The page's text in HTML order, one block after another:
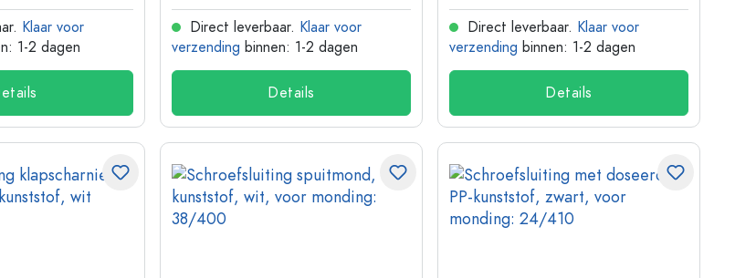
Klaar voor
1-2 dagen
Direct leverbaar. Klaar voor
verzending binnen: 1-2 dagen
Details
Direct leverbaar. Klaar voor
verzending binnen: 1-2 dagen
Details